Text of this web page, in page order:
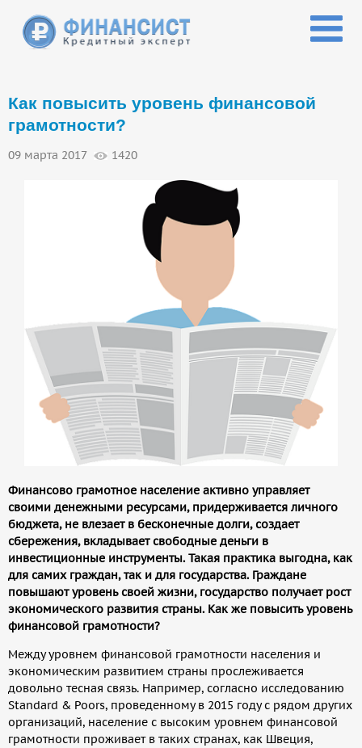
Как повысить уровень финансовой
грамотности?
09 марта 2017 1420
Финансово грамотное население активно управляет
своими денежными ресурсами, придерживается личного
бюджета, не влезает в бесконечные долги, создает
сбережения, вкладывает свободные деньги в
инвестиционные инструменты. Такая практика выгодна, как
для самих граждан, так и для государства. Граждане
повышают уровень своей жизни, государство получает рост
экономического развития страны. Как же повысить уровень
финансовой грамотности?
Между уровнем финансовой грамотности населения и
экономическим развитием страны прослеживается
довольно тесная связь. Например, согласно исследованию
Standard & Poors, проведенному в 2015 году с рядом других
организаций, население с высоким уровнем финансовой
грамотности проживает в таких странах, как Швеция,